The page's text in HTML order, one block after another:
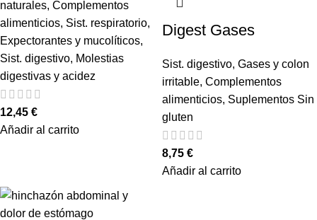
naturales, Complementos
alimenticios, Sist. respiratorio,
Expectorantes y mucolíticos,
Sist. digestivo, Molestias
digestivas y acidez
12,45 €
Añadir al carrito
Digest Gases
Sist. digestivo, Gases y colon
irritable, Complementos
alimenticios, Suplementos Sin
gluten
8,75 €
Añadir al carrito